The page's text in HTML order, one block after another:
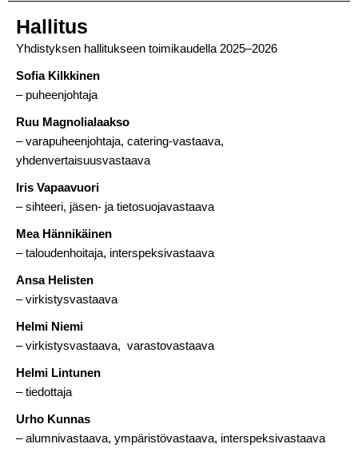
Hallitus
Yhdistyksen hallitukseen toimikaudella 2025–2026
Sofia Kilkkinen
– puheenjohtaja
Ruu Magnolialaakso
– varapuheenjohtaja, catering-vastaava,
yhdenvertaisuusvastaava
Iris Vapaavuori
– sihteeri, jäsen- ja tietosuojavastaava
Mea Hännikäinen
– taloudenhoitaja, interspeksivastaava
Ansa Helisten
– virkistysvastaava
Helmi Niemi
– virkistysvastaava, varastovastaava
Helmi Lintunen
– tiedottaja
Urho Kunnas
– alumnivastaava, ympäristövastaava, interspeksivastaava